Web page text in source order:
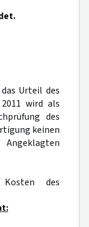
Urteil des
wird als
des
keinen
des